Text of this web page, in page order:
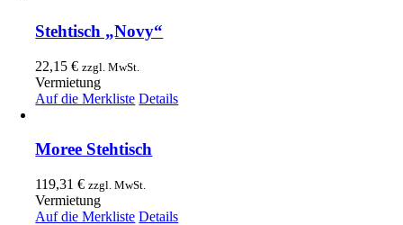
Stehtisch „Novy“
22,15€ zzgl. MwSt.
Vermietung
Auf die Merkliste Details
Moree Stehtisch
119,31€ zzgl. MwSt.
Vermietung
Auf die Merkliste Details